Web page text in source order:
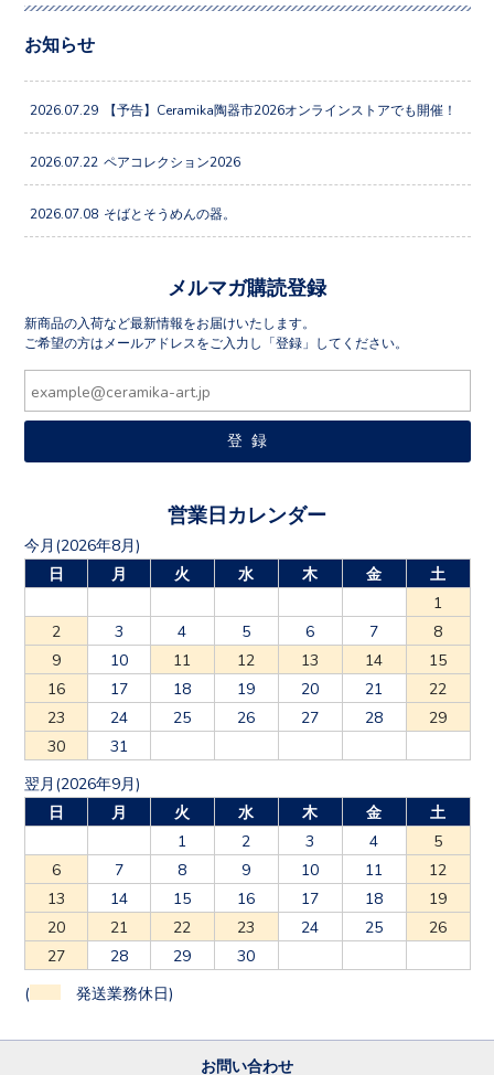
お知らせ
2026.07.29 【予告】Ceramika陶器市2026オンラインストアでも開催！
2026.07.22 ペアコレクション2026
2026.07.08 そばとそうめんの器。
メルマガ購読登録
新商品の入荷など最新情報をお届けいたします。
ご希望の方はメールアドレスをご入力し「登録」してください。
営業日カレンダー
今月(2026年8月)
日
月 火 水 木 金
土
1
2
3 4 5 6 7
8
9
10 11 12 13 14
15
16
17 18 19 20 21
22
23
24 25 26 27 28
29
30
31
翌月(2026年9月)
日
月 火 水 木 金
土
1
2 3 4
5
6
7 8 9 10 11
12
13
14 15 16 17 18
19
20
21 22 23 24 25
26
27
28 29 30
( 発送業務休日)
お問い合わせ